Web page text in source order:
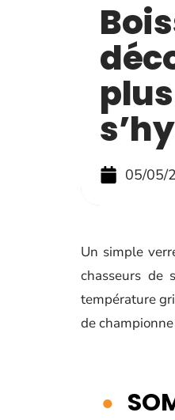
05/05/
Un simple
chasseurs de
température
de